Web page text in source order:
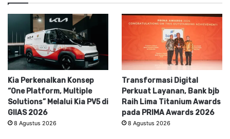
Kia Perkenalkan Konsep
“One Platform, Multiple
Solutions” Melalui Kia PV5 di
GIIAS 2026
8 Agustus 2026
Transformasi Digital
Perkuat Layanan, Bank bjb
Raih Lima Titanium Awards
pada PRIMA Awards 2026
8 Agustus 2026